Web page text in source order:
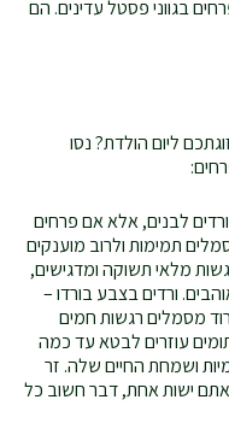
בגווני פסטל עדינים. הם
ליום הולדת? נסו
לבנים, אלא אם פרחים
תמימות ולרוב מוענקים
מלאי תשוקה ומדגישים,
ורדים בצבע בורדו –
מסמלים רגשות חמים
עוזרים לבטא עד כמה
ושמחת החיים שלה. זר
אתם ישות אחת, דבר חשוב כל